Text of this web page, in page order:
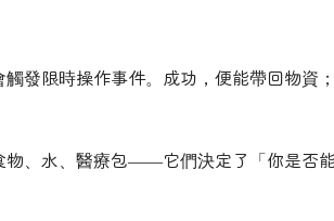
發限時操作事件。成功，便能帶回物資
物、水、醫療包——它們決定了「你是否能